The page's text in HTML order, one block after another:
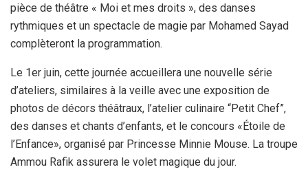
pièce de théâtre « Moi et mes droits », des danses
rythmiques et un spectacle de magie par Mohamed Sayad
complèteront la programmation.
Le 1er juin, cette journée accueillera une nouvelle série
d’ateliers, similaires à la veille avec une exposition de
photos de décors théâtraux, l’atelier culinaire “Petit Chef”,
des danses et chants d’enfants, et le concours «Étoile de
l’Enfance», organisé par Princesse Minnie Mouse. La troupe
Ammou Rafik assurera le volet magique du jour.